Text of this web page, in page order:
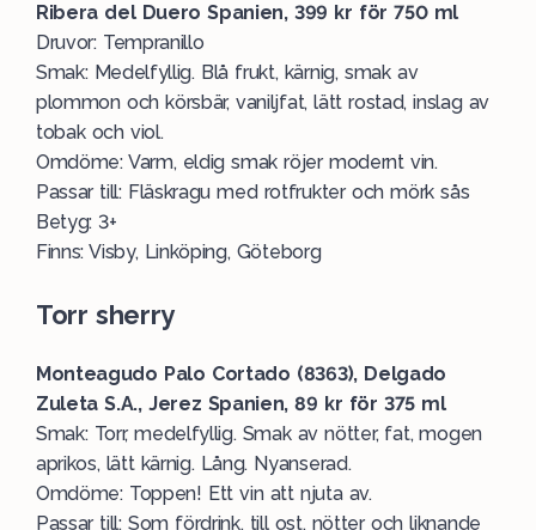
Ribera del Duero Spanien, 399 kr för 750 ml
Druvor: Tempranillo
Smak: Medelfyllig. Blå frukt, kärnig, smak av
plommon och körsbär, vaniljfat, lätt rostad, inslag av
tobak och viol.
Omdöme: Varm, eldig smak röjer modernt vin.
Passar till: Fläskragu med rotfrukter och mörk sås
Betyg: 3+
Finns: Visby, Linköping, Göteborg
Torr sherry
Monteagudo Palo Cortado (8363), Delgado
Zuleta S.A., Jerez Spanien, 89 kr för 375 ml
Smak: Torr, medelfyllig. Smak av nötter, fat, mogen
aprikos, lätt kärnig. Lång. Nyanserad.
Omdöme: Toppen! Ett vin att njuta av.
Passar till: Som fördrink, till ost, nötter och liknande